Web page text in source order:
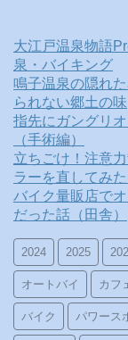
大江戸温泉物語
泉・バイキング
鳴子温泉の隠れ
られない郷土の味
指先にガングリ
（手術編）
立ちごけ！注意
ラーを直してみた
バイク量販店で
だった話（田舎）
2024 2025
オートバイ カフ
バイク パワース